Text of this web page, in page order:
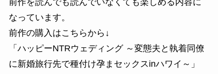
前作を読んでも読んでいなくても楽しめる内容に
なっています。
前作の購入はこちらから↓
「ハッピーNTRウェディング ～変態夫と執着同僚
に新婚旅行先で種付け孕まセックスinハワイ～」